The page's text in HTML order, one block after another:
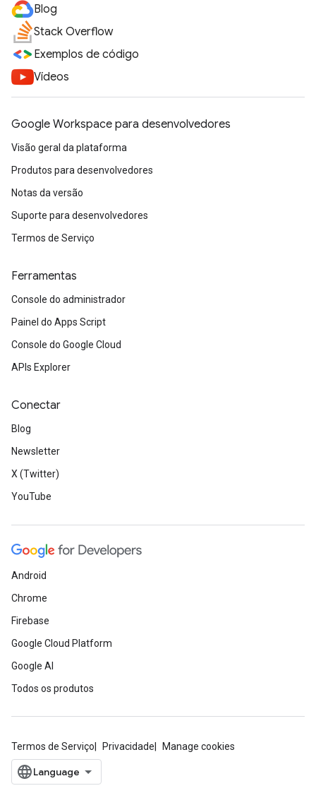
Blog
Stack Overflow
Exemplos de código
Vídeos
Google Workspace para desenvolvedores
Visão geral da plataforma
Produtos para desenvolvedores
Notas da versão
Suporte para desenvolvedores
Termos de Serviço
Ferramentas
Console do administrador
Painel do Apps Script
Console do Google Cloud
APIs Explorer
Conectar
Blog
Newsletter
X (Twitter)
YouTube
Android
Chrome
Firebase
Google Cloud Platform
Google AI
Todos os produtos
Termos de Serviço Privacidade Manage cookies